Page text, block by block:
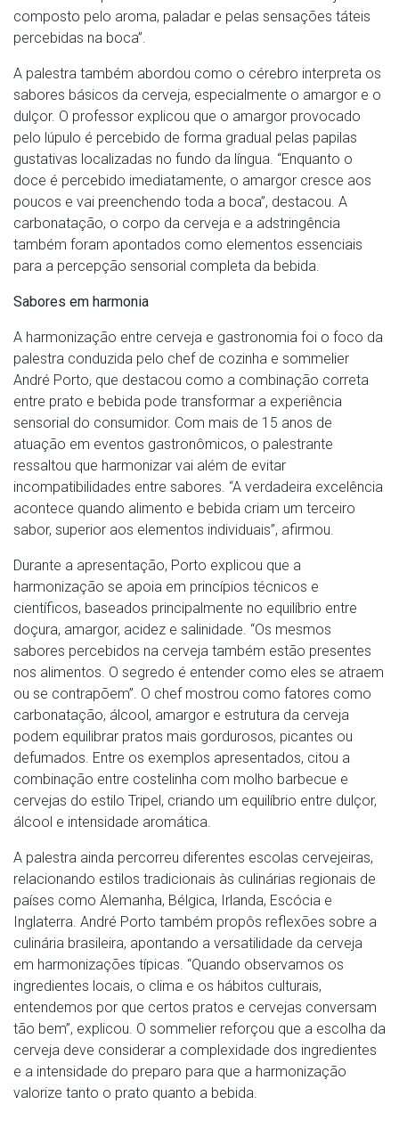
composto pelo aroma, paladar e pelas sensações táteis
percebidas na boca”.
A palestra também abordou como o cérebro interpreta os
sabores básicos da cerveja, especialmente o amargor e o
dulçor. O professor explicou que o amargor provocado
pelo lúpulo é percebido de forma gradual pelas papilas
gustativas localizadas no fundo da língua. “Enquanto o
doce é percebido imediatamente, o amargor cresce aos
poucos e vai preenchendo toda a boca”, destacou. A
carbonatação, o corpo da cerveja e a adstringência
também foram apontados como elementos essenciais
para a percepção sensorial completa da bebida.
Sabores em harmonia
A harmonização entre cerveja e gastronomia foi o foco da
palestra conduzida pelo chef de cozinha e sommelier
André Porto, que destacou como a combinação correta
entre prato e bebida pode transformar a experiência
sensorial do consumidor. Com mais de 15 anos de
atuação em eventos gastronômicos, o palestrante
ressaltou que harmonizar vai além de evitar
incompatibilidades entre sabores. “A verdadeira excelência
acontece quando alimento e bebida criam um terceiro
sabor, superior aos elementos individuais”, afirmou.
Durante a apresentação, Porto explicou que a
harmonização se apoia em princípios técnicos e
científicos, baseados principalmente no equilíbrio entre
doçura, amargor, acidez e salinidade. “Os mesmos
sabores percebidos na cerveja também estão presentes
nos alimentos. O segredo é entender como eles se atraem
ou se contrapõem”. O chef mostrou como fatores como
carbonatação, álcool, amargor e estrutura da cerveja
podem equilibrar pratos mais gordurosos, picantes ou
defumados. Entre os exemplos apresentados, citou a
combinação entre costelinha com molho barbecue e
cervejas do estilo Tripel, criando um equilíbrio entre dulçor,
álcool e intensidade aromática.
A palestra ainda percorreu diferentes escolas cervejeiras,
relacionando estilos tradicionais às culinárias regionais de
países como Alemanha, Bélgica, Irlanda, Escócia e
Inglaterra. André Porto também propôs reflexões sobre a
culinária brasileira, apontando a versatilidade da cerveja
em harmonizações típicas. “Quando observamos os
ingredientes locais, o clima e os hábitos culturais,
entendemos por que certos pratos e cervejas conversam
tão bem”, explicou. O sommelier reforçou que a escolha da
cerveja deve considerar a complexidade dos ingredientes
e a intensidade do preparo para que a harmonização
valorize tanto o prato quanto a bebida.